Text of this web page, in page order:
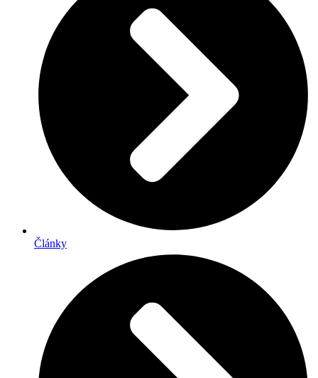
Články